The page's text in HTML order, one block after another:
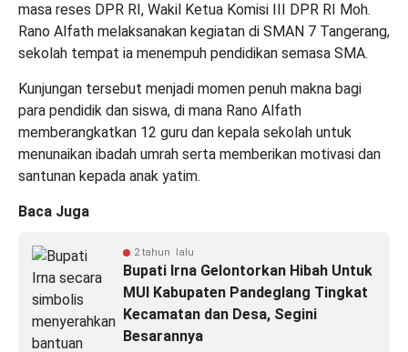
masa reses DPR RI, Wakil Ketua Komisi III DPR RI Moh.
Rano Alfath melaksanakan kegiatan di SMAN 7 Tangerang,
sekolah tempat ia menempuh pendidikan semasa SMA.
Kunjungan tersebut menjadi momen penuh makna bagi
para pendidik dan siswa, di mana Rano Alfath
memberangkatkan 12 guru dan kepala sekolah untuk
menunaikan ibadah umrah serta memberikan motivasi dan
santunan kepada anak yatim.
Baca Juga
2 tahun lalu
Bupati Irna Gelontorkan Hibah Untuk
MUI Kabupaten Pandeglang Tingkat
Kecamatan dan Desa, Segini
Besarannya